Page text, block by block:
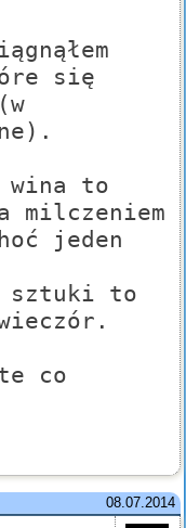
się
wina to
milczeniem
jeden
sztuki to
co
08.07.2014